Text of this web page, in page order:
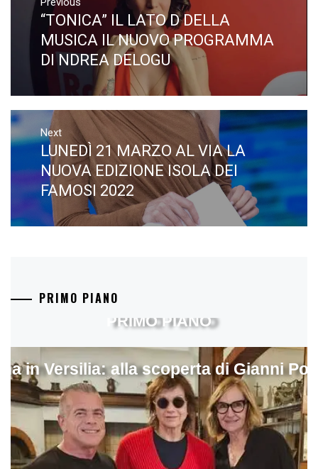
articoli
Previous
post:
“TONICA” IL LATO D DELLA
MUSICA IL NUOVO PROGRAMMA
DI NDREA DELOGU
Next
Next
post:
LUNEDÌ 21 MARZO AL VIA LA
NUOVA EDIZIONE ISOLA DEI
FAMOSI 2022
PRIMO PIANO
in Versilia: alla scoperta di Gianni
PRIMO PIANO